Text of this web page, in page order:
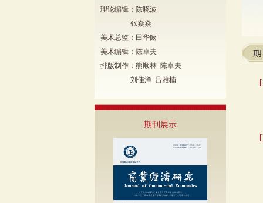
理论编辑：陈晓波
张焱焱
美术总监：田华阙
美术编辑：陈卓夫
排版制作：熊顺林 陈卓夫
刘佳洋 吕雅楠
期刊展示